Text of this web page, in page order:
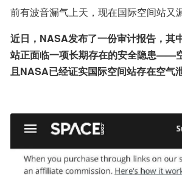
前有波音漏气上天，现在国际空间站又
近日，NASA发布了一份审计报告，其
站正面临一项长期存在的安全隐患——
且NASA已经证实国际空间站存在空气